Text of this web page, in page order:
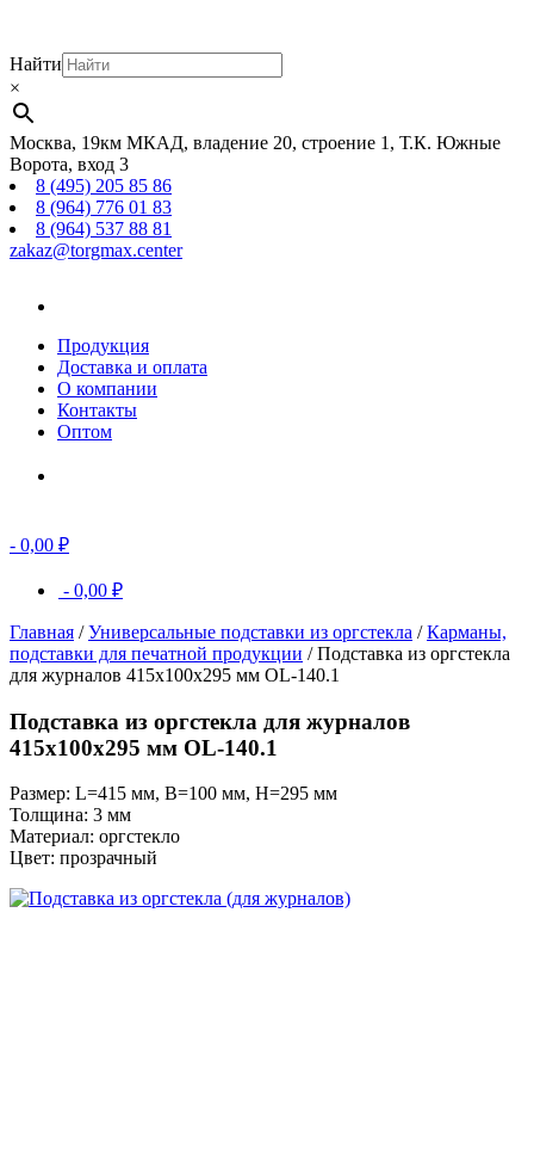
Найти
×
Москва, 19км МКАД, владение 20, строение 1, Т.К. Южные
Ворота, вход 3
8 (495) 205 85 86
8 (964) 776 01 83
8 (964) 537 88 81
zakaz@torgmax.center
Продукция
Доставка и оплата
О компании
Контакты
Оптом
- 0,00 ₽
- 0,00 ₽
Главная /Универсальные подставки из оргстекла /Карманы,
подставки для печатной продукции / Подставка из оргстекла
для журналов 415х100х295 мм OL-140.1
Подставка из оргстекла для журналов
415х100х295 мм OL-140.1
Размер: L=415 мм, B=100 мм, H=295 мм
Толщина: 3 мм
Материал: оргстекло
Цвет: прозрачный